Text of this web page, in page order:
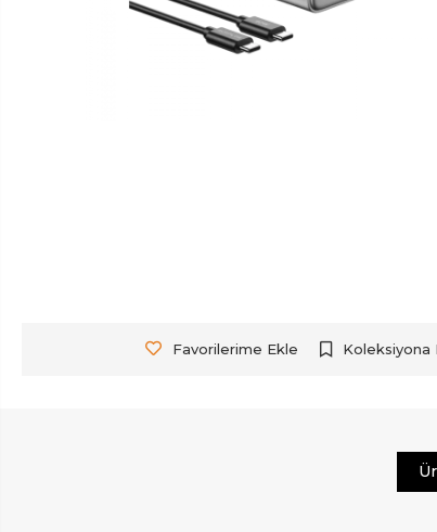
Favorilerime Ekle Koleksiyona